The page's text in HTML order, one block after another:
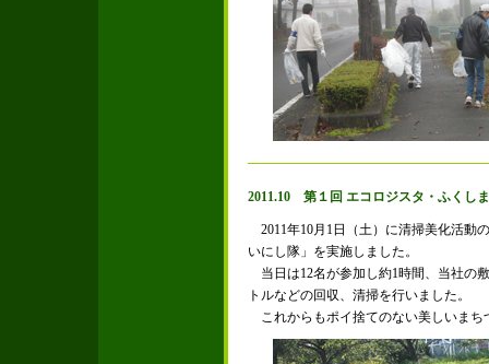
2011.10 第１回 エコロジスタ・ふくし
2011年10月1日（土）に清掃美化活動
いにし隊」を実施しました。
当日は12名が参加し約1時間、当社の
トルなどの回収、清掃を行いました。
これからもポイ捨てのない美しいまち